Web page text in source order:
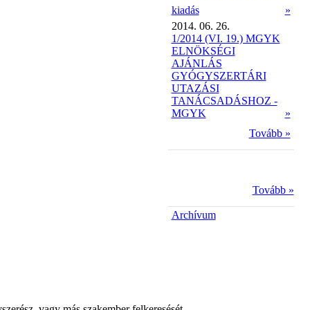
kiadás
»
2014. 06. 26.
1/2014 (VI. 19.) MGYK
ELNÖKSÉGI
AJÁNLÁS
GYÓGYSZERTÁRI
UTAZÁSI
TANÁCSADÁSHOZ -
MGYK
»
Tovább »
Tovább »
Archívum